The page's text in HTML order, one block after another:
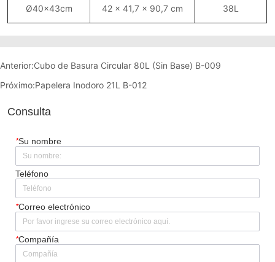
Anterior:Cubo de Basura Circular 80L (Sin Base) B-009
Próximo:Papelera Inodoro 21L B-012
Consulta
*Su nombre
Teléfono
*Correo electrónico
*Compañía